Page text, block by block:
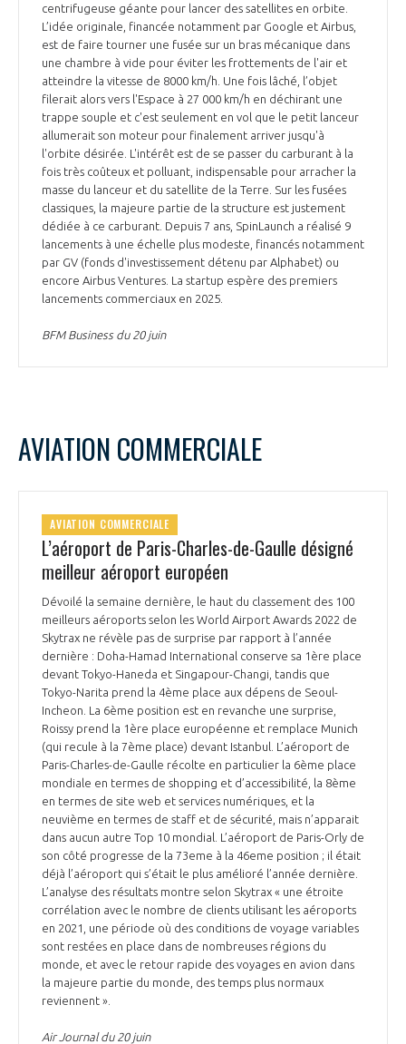
centrifugeuse géante pour lancer des satellites en orbite.
L’idée originale, financée notamment par Google et Airbus,
est de faire tourner une fusée sur un bras mécanique dans
une chambre à vide pour éviter les frottements de l'air et
atteindre la vitesse de 8000 km/h. Une fois lâché, l’objet
filerait alors vers l'Espace à 27 000 km/h en déchirant une
trappe souple et c'est seulement en vol que le petit lanceur
allumerait son moteur pour finalement arriver jusqu'à
l'orbite désirée. L'intérêt est de se passer du carburant à la
fois très coûteux et polluant, indispensable pour arracher la
masse du lanceur et du satellite de la Terre. Sur les fusées
classiques, la majeure partie de la structure est justement
dédiée à ce carburant. Depuis 7 ans, SpinLaunch a réalisé 9
lancements à une échelle plus modeste, financés notamment
par GV (fonds d'investissement détenu par Alphabet) ou
encore Airbus Ventures. La startup espère des premiers
lancements commerciaux en 2025.
BFM Business du 20 juin
AVIATION COMMERCIALE
AVIATION COMMERCIALE
L’aéroport de Paris-Charles-de-Gaulle désigné
meilleur aéroport européen
Dévoilé la semaine dernière, le haut du classement des 100
meilleurs aéroports selon les World Airport Awards 2022 de
Skytrax ne révèle pas de surprise par rapport à l’année
dernière : Doha-Hamad International conserve sa 1ère place
devant Tokyo-Haneda et Singapour-Changi, tandis que
Tokyo-Narita prend la 4ème place aux dépens de Seoul-
Incheon. La 6ème position est en revanche une surprise,
Roissy prend la 1ère place européenne et remplace Munich
(qui recule à la 7ème place) devant Istanbul. L’aéroport de
Paris-Charles-de-Gaulle récolte en particulier la 6ème place
mondiale en termes de shopping et d’accessibilité, la 8ème
en termes de site web et services numériques, et la
neuvième en termes de staff et de sécurité, mais n’apparait
dans aucun autre Top 10 mondial. L’aéroport de Paris-Orly de
son côté progresse de la 73eme à la 46eme position ; il était
déjà l’aéroport qui s’était le plus amélioré l’année dernière.
L’analyse des résultats montre selon Skytrax « une étroite
corrélation avec le nombre de clients utilisant les aéroports
en 2021, une période où des conditions de voyage variables
sont restées en place dans de nombreuses régions du
monde, et avec le retour rapide des voyages en avion dans
la majeure partie du monde, des temps plus normaux
reviennent ».
Air Journal du 20 juin